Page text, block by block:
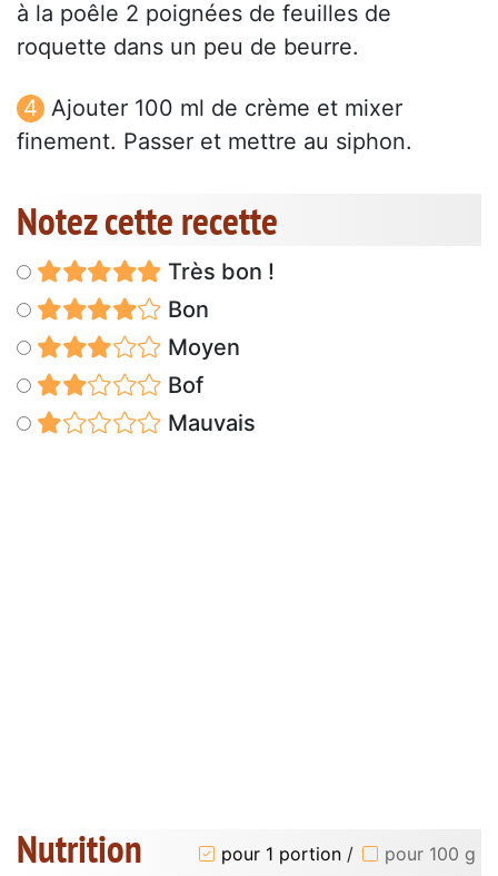
à la poêle 2 poignées de feuilles de
roquette dans un peu de beurre.
Ajouter 100 ml de crème et mixer
finement. Passer et mettre au siphon.
Notez cette recette
Très bon !
Bon
Moyen
Bof
Mauvais
Nutrition pour 1 portion / pour 100 g